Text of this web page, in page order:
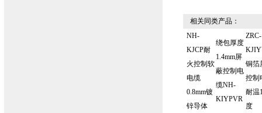
相关同类产品：
NH-
KJCP耐
火控制软
电缆
0.8mm镀
锌导体
绕包厚度
1.4mm屏
蔽控制电
缆NH-
KIYPVR
ZRC-
铜箔
控制
耐温
度